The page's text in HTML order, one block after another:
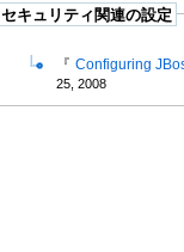
セキュリティ関連の設定
『 Configuring
25, 2008